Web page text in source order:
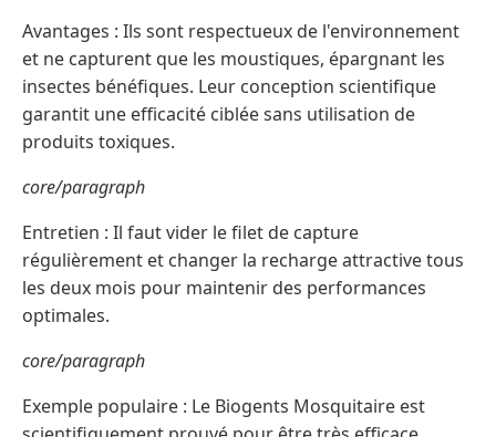
Avantages : Ils sont respectueux de l'environnement
et ne capturent que les moustiques, épargnant les
insectes bénéfiques. Leur conception scientifique
garantit une efficacité ciblée sans utilisation de
produits toxiques.
core/paragraph
Entretien : Il faut vider le filet de capture
régulièrement et changer la recharge attractive tous
les deux mois pour maintenir des performances
optimales.
core/paragraph
Exemple populaire : Le Biogents Mosquitaire est